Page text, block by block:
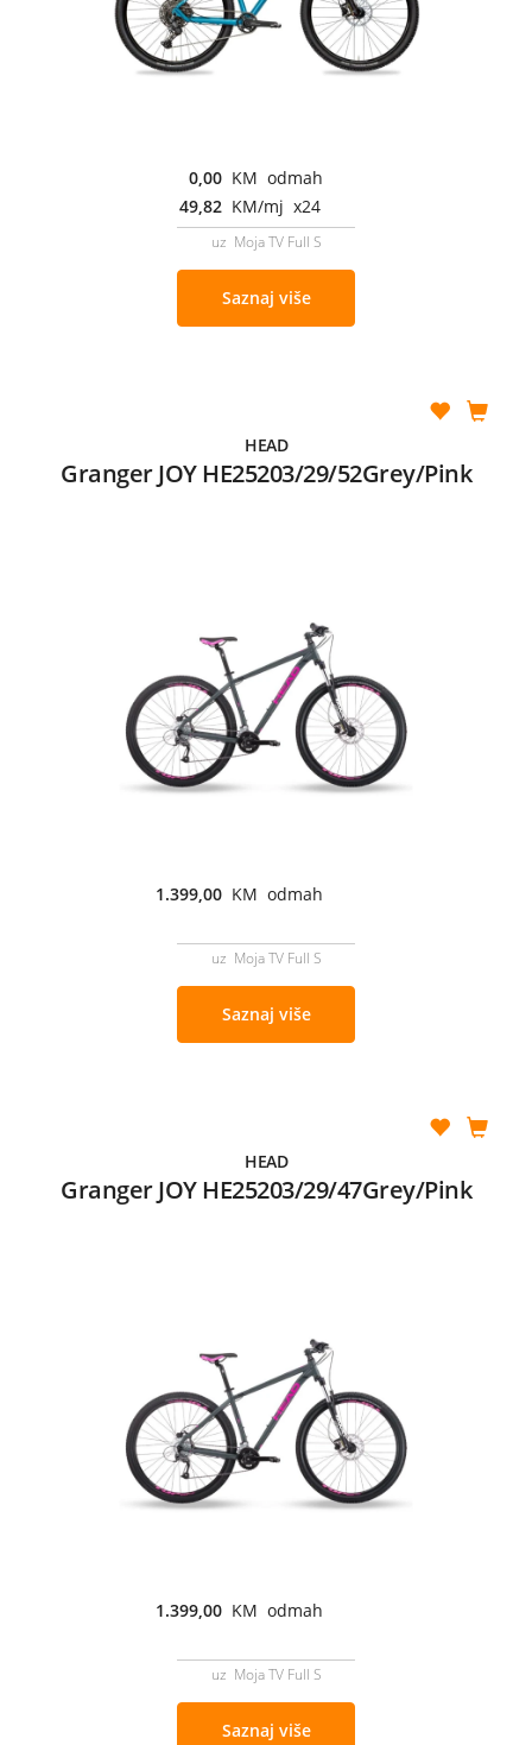
0,00 KM odmah
49,82 KM/mj x24
uz Moja TV Full S
Saznaj više
HEAD
Granger JOY HE25203/29/52Grey/Pink
1.399,00 KM odmah
uz Moja TV Full S
Saznaj više
HEAD
Granger JOY HE25203/29/47Grey/Pink
1.399,00 KM odmah
uz Moja TV Full S
Saznaj više